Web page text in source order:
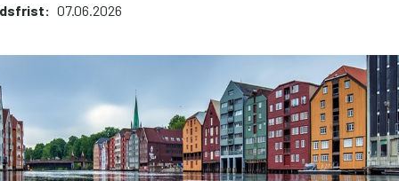
07.06.2026